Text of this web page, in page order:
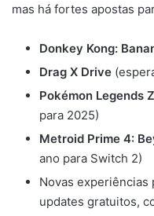
mas há fortes apostas
Donkey Kong:
Drag X Drive
Pokémon Legends
para 2025)
Metroid Prime 4:
ano para Switch 2)
Novas experiências
updates gratuitos,